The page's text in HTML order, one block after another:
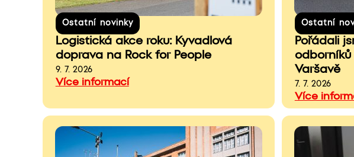
Ostatní novinky
Logistická akce roku: Kyvadlová
doprava na Rock for People
9. 7. 2026
Více informací
Ostatní
Pořádali
odborníků
Varšavě
7. 7. 2026
Více